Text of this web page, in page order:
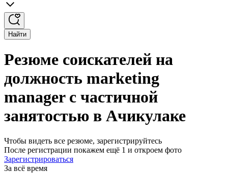
Найти
Резюме соискателей на
должность marketing
manager с частичной
занятостью в Ачикулаке
Чтобы видеть все резюме, зарегистрируйтесь
После регистрации покажем ещё 1 и откроем фото
Зарегистрироваться
За всё время